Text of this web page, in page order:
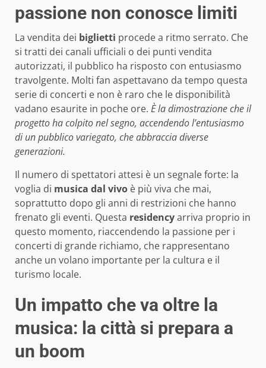
passione non conosce limiti
La vendita dei biglietti procede a ritmo serrato. Che
si tratti dei canali ufficiali o dei punti vendita
autorizzati, il pubblico ha risposto con entusiasmo
travolgente. Molti fan aspettavano da tempo questa
serie di concerti e non è raro che le disponibilità
vadano esaurite in poche ore. È la dimostrazione che il
progetto ha colpito nel segno, accendendo l’entusiasmo
di un pubblico variegato, che abbraccia diverse
generazioni.
Il numero di spettatori attesi è un segnale forte: la
voglia di musica dal vivo è più viva che mai,
soprattutto dopo gli anni di restrizioni che hanno
frenato gli eventi. Questa residencyarriva proprio in
questo momento, riaccendendo la passione per i
concerti di grande richiamo, che rappresentano
anche un volano importante per la cultura e il
turismo locale.
Un impatto che va oltre la
musica: la città si prepara a
un boom